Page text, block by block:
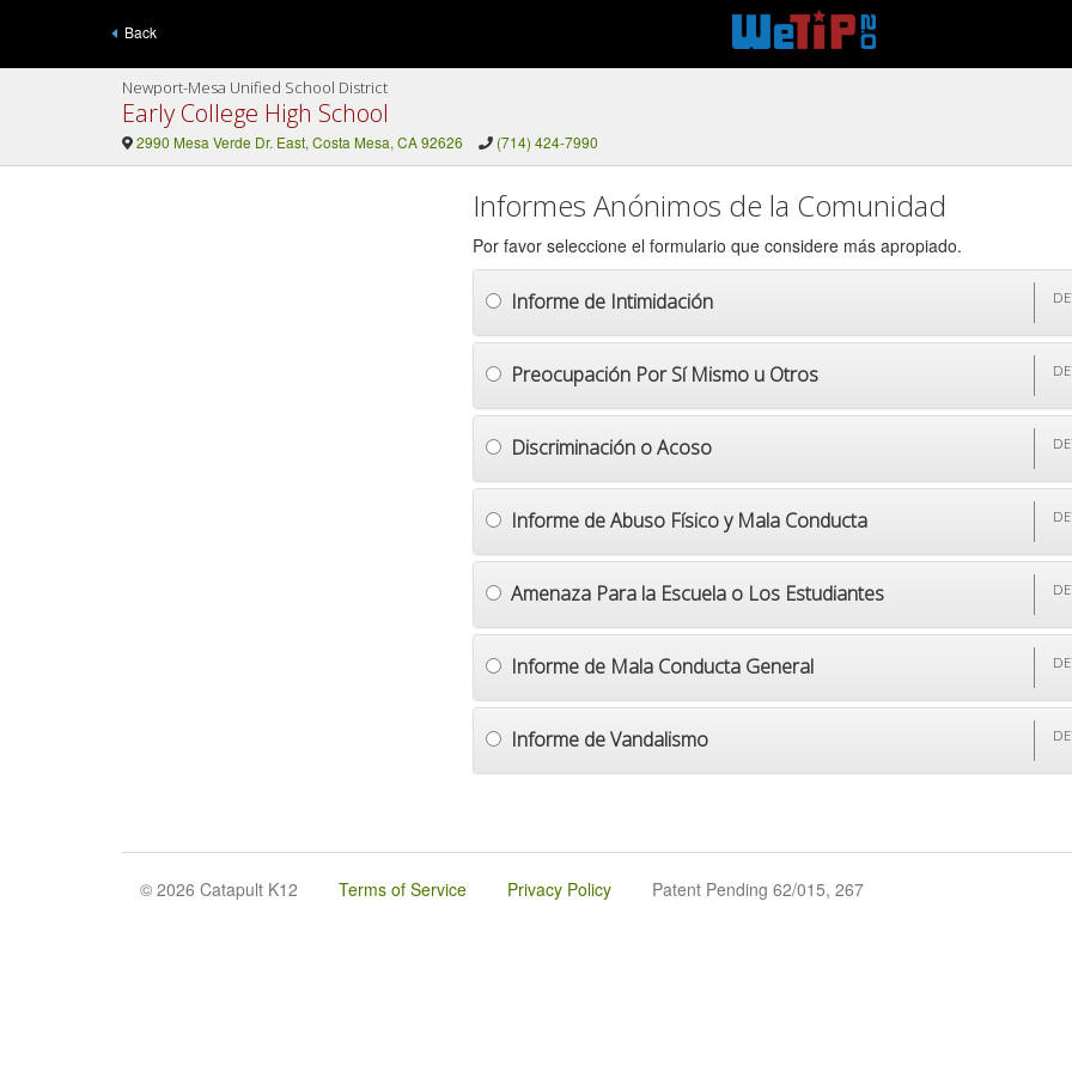
Back
Newport-Mesa Unified School District
Early College High School
2990 Mesa Verde Dr. East, Costa Mesa, CA 92626 (714) 424-7990
Informes Anónimos de la Comunidad
Por favor seleccione el formulario que considere más apropiado.
Informe de Intimidación
Preocupación Por Sí Mismo u Otros
Discriminación o Acoso
Informe de Abuso Físico y Mala Conducta
Amenaza Para la Escuela o Los Estudiantes
Informe de Mala Conducta General
Informe de Vandalismo
© 2026 Catapult K12 Terms of Service Privacy Policy Patent Pending 62/015, 267